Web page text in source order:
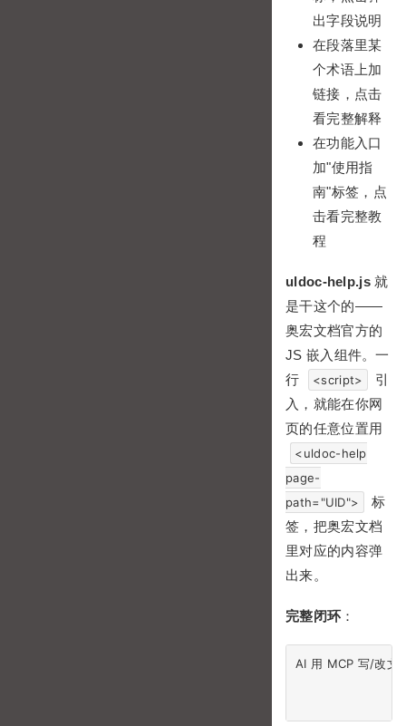
出字段说明
在段落里某
个术语上加
链接，点击
看完整解释
在功能入口
加"使用指
南"标签，点
击看完整教
程
uldoc-help.js就
是干这个的——
奥宏文档官方的
JS 嵌入组件。一
行
<script>
引
入，就能在你网
页的任意位置用
<uldoc-help
page-
path="UID">
标
签，把奥宏文档
里对应的内容弹
出来。
完整闭环：
AI 用 MCP 写/改